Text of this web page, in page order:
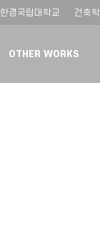
한경국립대학교 건축
OTHER WORKS